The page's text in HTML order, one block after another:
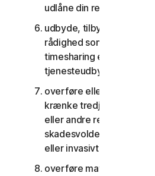
udlåne din ret til at bruge
udbyde, tilbyde eller
rådighed som del af en
timesharing eller som en
tjenesteudbyder eller et
overføre eller opbevare
krænke tredjemands
eller andre rettigheder,
skadesvoldene,
eller invasivt for andres
overføre materiale, der